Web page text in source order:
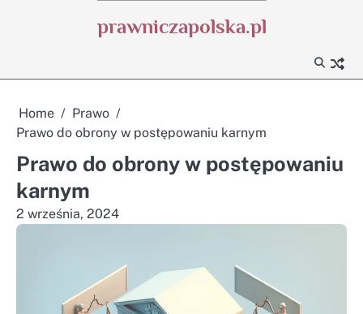
prawniczapolska.pl
Home
Prawo
Prawo do obrony w postępowaniu karnym
Prawo do obrony w postępowaniu
karnym
2 września, 2024